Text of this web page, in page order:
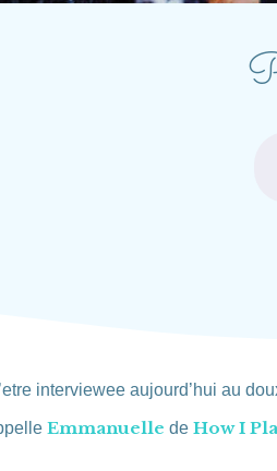
interviewee aujourd’hui au
Emmanuelle de How I